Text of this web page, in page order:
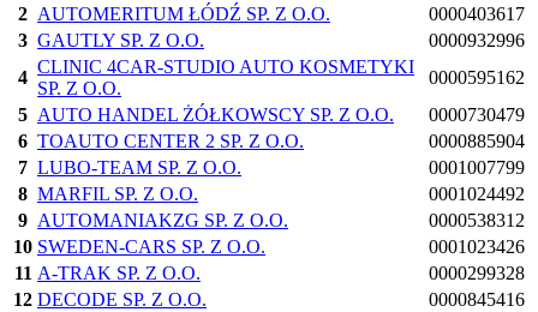
2 AUTOMERITUM ŁÓDŹ SP. Z O.O.
0000403617
3 GAUTLY SP. Z O.O.
0000932996
4
CLINIC 4CAR-STUDIO AUTO KOSMETYKI
SP. Z O.O.
0000595162
5 AUTO HANDEL ŻÓŁKOWSCY SP. Z O.O.
0000730479
6 TOAUTO CENTER 2 SP. Z O.O.
0000885904
7 LUBO-TEAM SP. Z O.O.
0001007799
8 MARFIL SP. Z O.O.
0001024492
9 AUTOMANIAKZG SP. Z O.O.
0000538312
10 SWEDEN-CARS SP. Z O.O.
0001023426
11 A-TRAK SP. Z O.O.
0000299328
12 DECODE SP. Z O.O.
0000845416